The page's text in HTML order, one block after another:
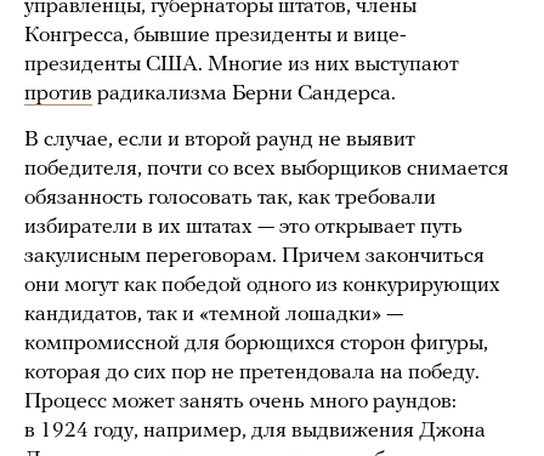
управленцы, губернаторы штатов, члены
Конгресса, бывшие президенты и вице-
президенты США. Многие из них выступают
против радикализма Берни Сандерса.
В случае, если и второй раунд не выявит
победителя, почти со всех выборщиков снимается
обязанность голосовать так, как требовали
избиратели в их штатах — это открывает путь
закулисным переговорам. Причем закончиться
они могут как победой одного из конкурирующих
кандидатов, так и «темной лошадки» —
компромиссной для борющихся сторон фигуры,
которая до сих пор не претендовала на победу.
Процесс может занять очень много раундов:
в 1924 году, например, для выдвижения Джона